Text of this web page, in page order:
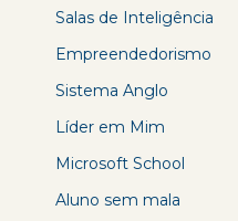
Salas de Inteligência
Empreendedorismo
Sistema Anglo
Líder em Mim
Microsoft School
Aluno sem mala